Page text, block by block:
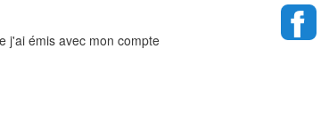
j'ai émis avec mon compte